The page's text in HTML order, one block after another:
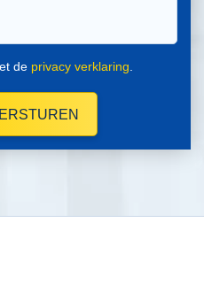
de privacy verklaring